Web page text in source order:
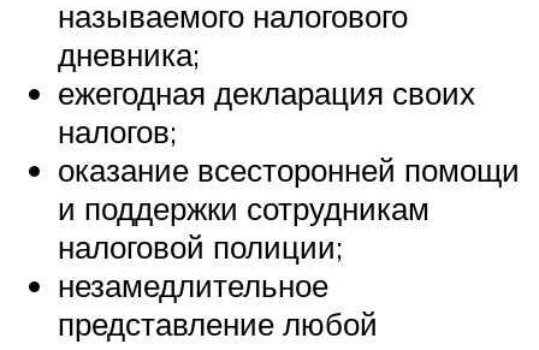
называемого налогового
дневника;
ежегодная декларация своих
налогов;
оказание всесторонней помощи
и поддержки сотрудникам
налоговой полиции;
незамедлительное
представление любой